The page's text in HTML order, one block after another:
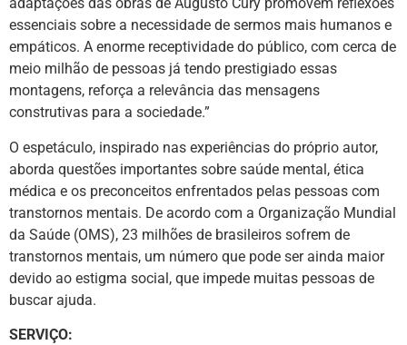
adaptações das obras de Augusto Cury promovem reflexões
essenciais sobre a necessidade de sermos mais humanos e
empáticos. A enorme receptividade do público, com cerca de
meio milhão de pessoas já tendo prestigiado essas
montagens, reforça a relevância das mensagens
construtivas para a sociedade.”
O espetáculo, inspirado nas experiências do próprio autor,
aborda questões importantes sobre saúde mental, ética
médica e os preconceitos enfrentados pelas pessoas com
transtornos mentais. De acordo com a Organização Mundial
da Saúde (OMS), 23 milhões de brasileiros sofrem de
transtornos mentais, um número que pode ser ainda maior
devido ao estigma social, que impede muitas pessoas de
buscar ajuda.
SERVIÇO: